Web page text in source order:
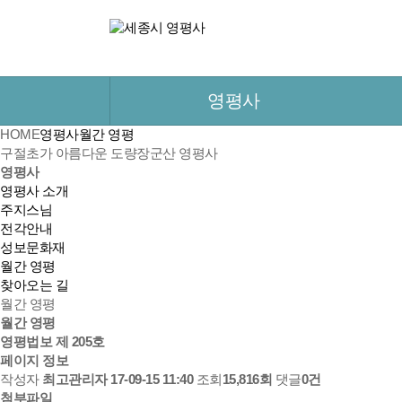
영평사
HOME영평사월간 영평
구절초가 아름다운 도량장군산 영평사
영평사
영평사 소개
주지스님
전각안내
성보문화재
월간 영평
찾아오는 길
월간 영평
월간 영평
영평법보 제 205호
페이지 정보
작성자 최고관리자 17-09-15 11:40조회 15,816회 댓글0건
첨부파일